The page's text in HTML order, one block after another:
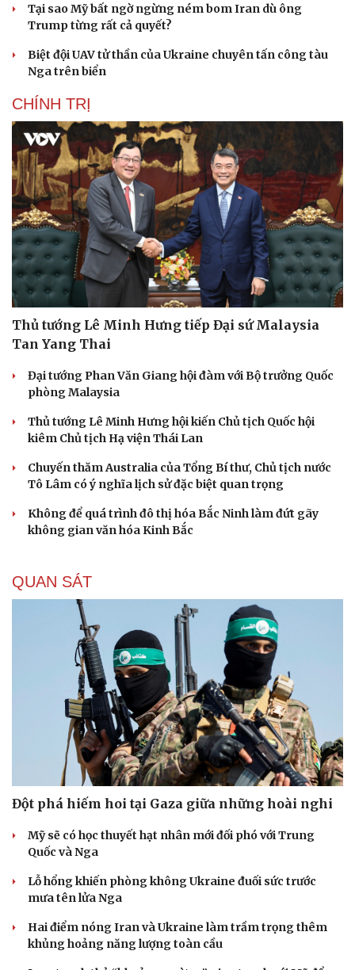
Tại sao Mỹ bất ngờ ngừng ném bom Iran dù ông
Trump từng rất cả quyết?
Biệt đội UAV tử thần của Ukraine chuyên tấn công tàu
Nga trên biển
CHÍNH TRỊ
Thủ tướng Lê Minh Hưng tiếp Đại sứ Malaysia
Tan Yang Thai
Đại tướng Phan Văn Giang hội đàm với Bộ trưởng Quốc
phòng Malaysia
Thủ tướng Lê Minh Hưng hội kiến Chủ tịch Quốc hội
kiêm Chủ tịch Hạ viện Thái Lan
Chuyến thăm Australia của Tổng Bí thư, Chủ tịch nước
Tô Lâm có ý nghĩa lịch sử đặc biệt quan trọng
Không để quá trình đô thị hóa Bắc Ninh làm đứt gãy
không gian văn hóa Kinh Bắc
QUAN SÁT
Đột phá hiếm hoi tại Gaza giữa những hoài nghi
Mỹ sẽ có học thuyết hạt nhân mới đối phó với Trung
Quốc và Nga
Lỗ hổng khiến phòng không Ukraine đuối sức trước
mưa tên lửa Nga
Hai điểm nóng Iran và Ukraine làm trầm trọng thêm
khủng hoảng năng lượng toàn cầu